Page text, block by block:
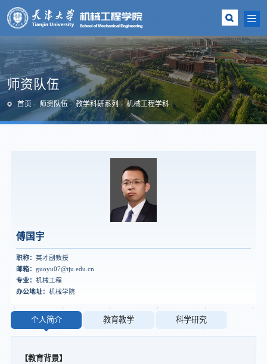
师资队伍
首页 师资队伍 教学科研系列 机械工程学科
傅国宇
职称： 英才副教授
邮箱： guoyu07@tju.edu.cn
专业： 机械工程
办公地址： 机械学院
个人简介 教育教学 科学研究
【教育背景】